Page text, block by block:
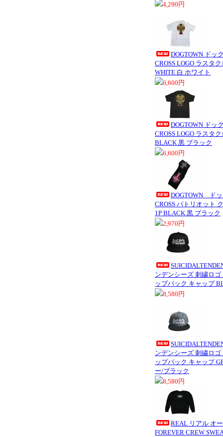
4,290円
DOGTOWN ドッ
CROSS LOGO ラスタ
WHITE 白 ホワイト
6,600円
DOGTOWN ドッ
CROSS LOGO ラスタ
BLACK 黒 ブラック
6,600円
DOGTOWN ド
CROSS パトリオット
1P BLACK 黒 ブラック
2,970円
ンデンシーズ 刺繍ロゴ
ップバック キャップ
8,580円
ンデンシーズ 刺繍ロゴ
ップバック キャップ
ー/ブラック
8,580円
REAL リアル オ
FOREVER CREW